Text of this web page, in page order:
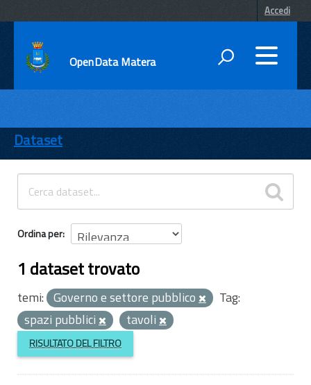
Accedi
OpenData Matera
ENTI
TEMI
INFORMAZIONI
Dataset
Ordina per
1 dataset trovato
temi: Governo e settore pubblico
Tag:
spazi pubblici
tavoli
RISULTATO DEL FILTRO